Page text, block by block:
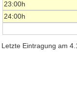
23:00h
24:00h
Letzte Eintragung am